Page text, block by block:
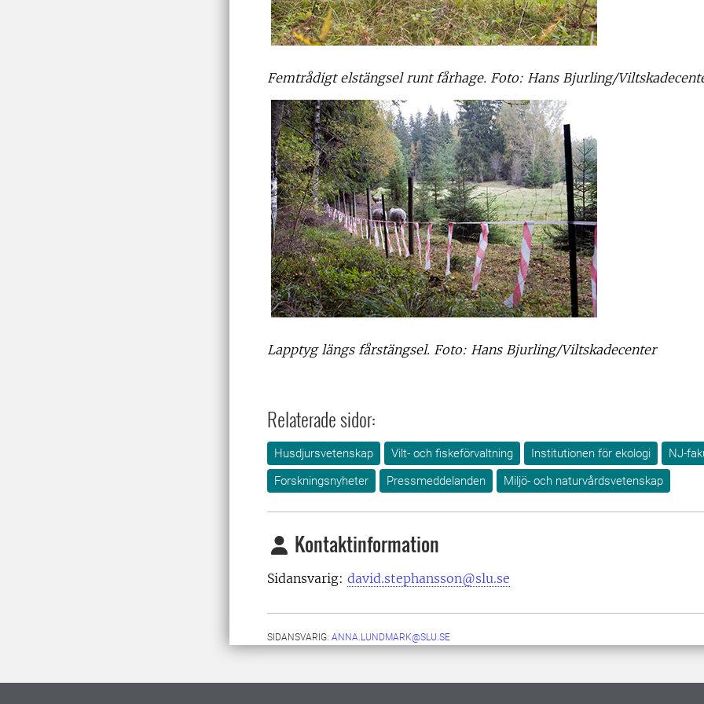
Femtrådigt elstängsel runt fårhage. Foto: Hans Bjurling/
Lapptyg längs fårstängsel. Foto: Hans Bjurling/Viltskadecenter
Relaterade sidor:
Husdjursvetenskap Vilt- och fiskeförvaltning Institutionen för ekologi
NJ-
Forskningsnyheter
Pressmeddelanden Miljö- och naturvårdsvetenskap
Kontaktinformation
Sidansvarig: david.stephansson@slu.se
SIDANSVARIG: ANNA.LUNDMARK@SLU.SE